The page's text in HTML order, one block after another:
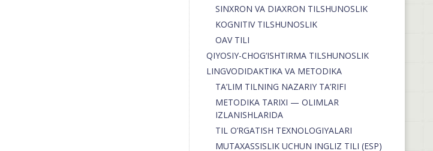
SINXRON VA DIAXRON TILSHUNOSLIK
KOGNITIV TILSHUNOSLIK
OAV TILI
QIYOSIY-CHOG‘ISHTIRMA TILSHUNOSLIK
LINGVODIDAKTIKA VA METODIKA
TA’LIM TILNING NAZARIY TA’RIFI
METODIKA TARIXI — OLIMLAR
IZLANISHLARIDA
TIL O’RGATISH TEXNOLOGIYALARI
MUTAXASSISLIK UCHUN INGLIZ TILI (ESP)